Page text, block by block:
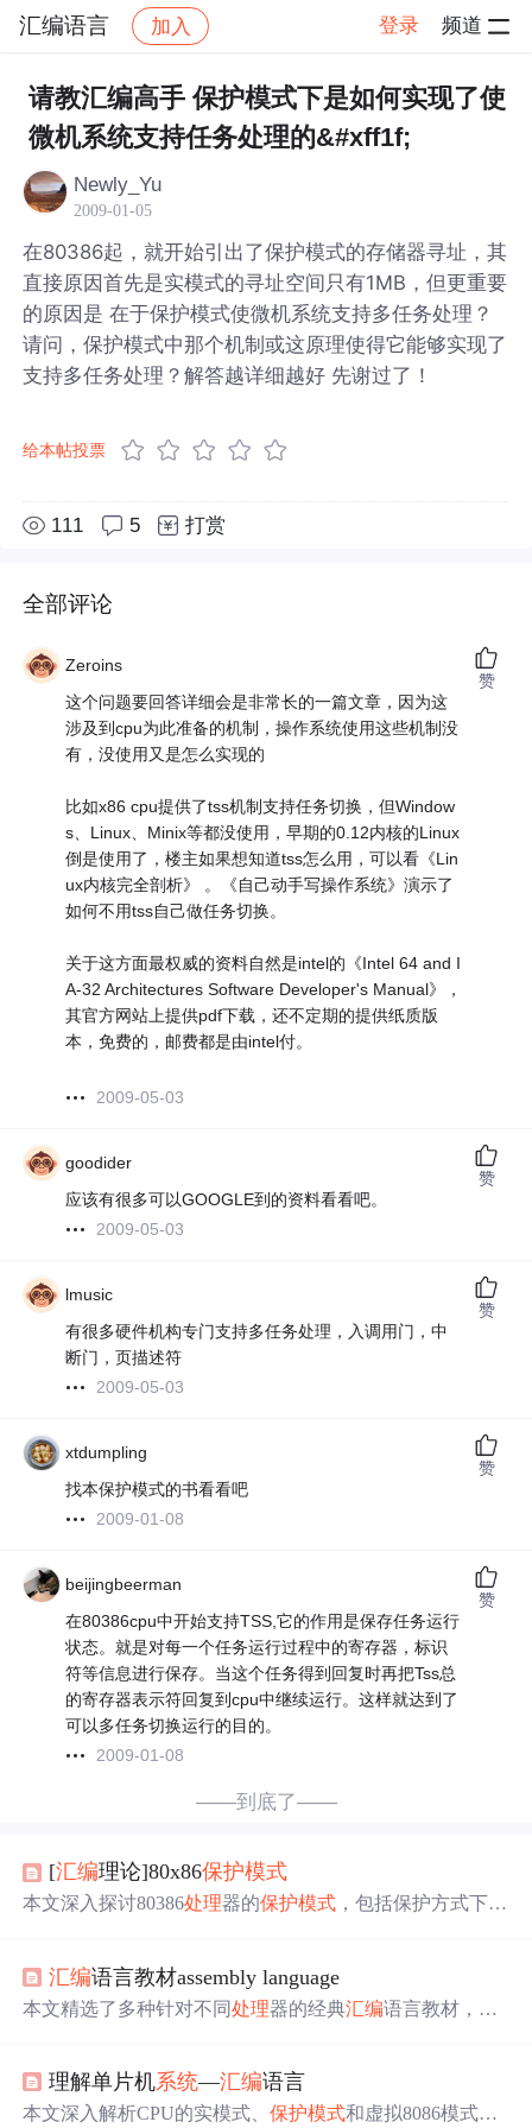
汇编语言 加入 登录 频道
社区 汇编语言 帖子详情
请教汇编高手 保护模式下是如何实现了使
微机系统支持任务处理的&#xff1f;
Newly_Yu
2009-01-05
在80386起，就开始引出了保护模式的存储器寻址，其
直接原因首先是实模式的寻址空间只有1MB，但更重要
的原因是 在于保护模式使微机系统支持多任务处理？
请问，保护模式中那个机制或这原理使得它能够实现了
支持多任务处理？解答越详细越好 先谢过了！
给本帖投票
111 5 打赏
全部评论
Zeroins
这个问题要回答详细会是非常长的一篇文章，因为这
涉及到cpu为此准备的机制，操作系统使用这些机制没
有，没使用又是怎么实现的
比如x86 cpu提供了tss机制支持任务切换，但Window
s、Linux、Minix等都没使用，早期的0.12内核的Linux
倒是使用了，楼主如果想知道tss怎么用，可以看《Lin
ux内核完全剖析》 。《自己动手写操作系统》演示了
如何不用tss自己做任务切换。
关于这方面最权威的资料自然是intel的《Intel 64 and I
A-32 Architectures Software Developer's Manual》，
其官方网站上提供pdf下载，还不定期的提供纸质版
本，免费的，邮费都是由intel付。
2009-05-03
赞
goodider
应该有很多可以GOOGLE到的资料看看吧。
2009-05-03
赞
lmusic
有很多硬件机构专门支持多任务处理，入调用门，中
断门，页描述符
2009-05-03
赞
xtdumpling
找本保护模式的书看看吧
2009-01-08
赞
beijingbeerman
在80386cpu中开始支持TSS,它的作用是保存任务运行
状态。就是对每一个任务运行过程中的寄存器，标识
符等信息进行保存。当这个任务得到回复时再把Tss总
的寄存器表示符回复到cpu中继续运行。这样就达到了
可以多任务切换运行的目的。
2009-01-08
赞
——到底了——
[汇编理论]80x86保护模式
本文深入探讨80386处理器的保护模式 ，包括保护方式下的
汇编语言教材assembly language
本文精选了多种针对不同处理器的经典汇编语言教材，包
位编程，以及嵌入式系统 开发。
理解单片机系统—汇编语言
本文深入解析CPU的实模式、保护模式和虚拟8086模式，